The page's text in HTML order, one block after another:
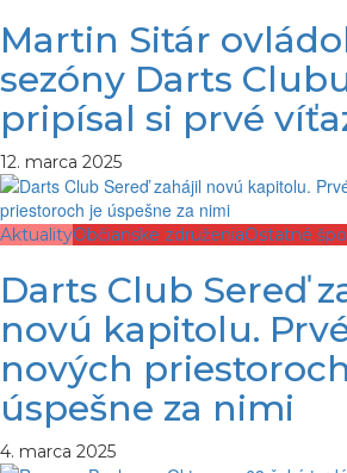
Martin Sitár
sezóny Darts
pripísal si prvé
12. marca 2025
AktualityObčianske združeniaOstatné
Darts Club Sereď
novú kapitolu.
nových
úspešne za nimi
4. marca 2025